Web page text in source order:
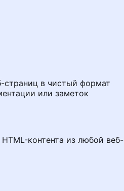
страниц в чистый формат
или заметок
контента из любой веб-